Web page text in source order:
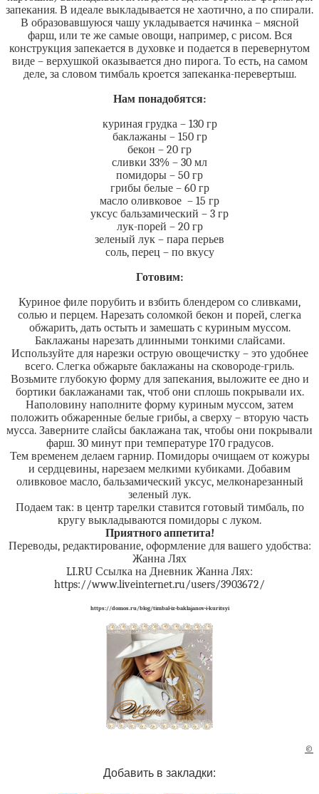
запекания. В идеале выкладывается не хаотично, а по спирали.
В образовавшуюся чашу укладывается начинка – мясной
фарш, или те же самые овощи, например, с рисом. Вся
конструкция запекается в духовке и подается в перевернутом
виде – верхушкой оказывается дно пирога. То есть, на самом
деле, за словом тимбаль кроется запеканка-перевертыш.
Нам понадобятся:
куриная грудка – 130 гр
баклажаны – 150 гр
бекон – 20 гр
сливки 33% – 30 мл
помидоры – 50 гр
грибы белые – 60 гр
масло оливковое – 15 гр
уксус бальзамический – 3 гр
лук-порей – 20 гр
зеленый лук – пара перьев
соль, перец – по вкусу
Готовим:
Куриное филе порубить и взбить блендером со сливками,
солью и перцем. Нарезать соломкой бекон и порей, слегка
обжарить, дать остыть и замешать с куриным муссом.
Баклажаны нарезать длинными тонкими слайсами.
Используйте для нарезки острую овощечистку – это удобнее
всего. Слегка обжарьте баклажаны на сковороде-гриль.
Возьмите глубокую форму для запекания, выложите ее дно и
бортики баклажанами так, чтоб они сплошь покрывали их.
Наполовину наполните форму куриным муссом, затем
положить обжаренные белые грибы, а сверху – вторую часть
мусса. Заверните слайсы баклажана так, чтобы они покрывали
фарш. 30 минут при температуре 170 градусов.
Тем временем делаем гарнир. Помидоры очищаем от кожуры
и сердцевины, нарезаем мелкими кубиками. Добавим
оливковое масло, бальзамический уксус, мелконарезанный
зеленый лук.
Подаем так: в центр тарелки ставится готовый тимбаль, по
кругу выкладываются помидоры с луком.
Приятногоаппетита!
Переводы, редактирование, оформление для вашего удобства:
Жанна Лях
LI.RU Ссылка на Дневник Жанна Лях:
https://www.liveinternet.ru/users/3903672/
https://domos.ru/blog/timbal-iz-baklajanov-i-kuritsyi
©
Добавить в закладки: